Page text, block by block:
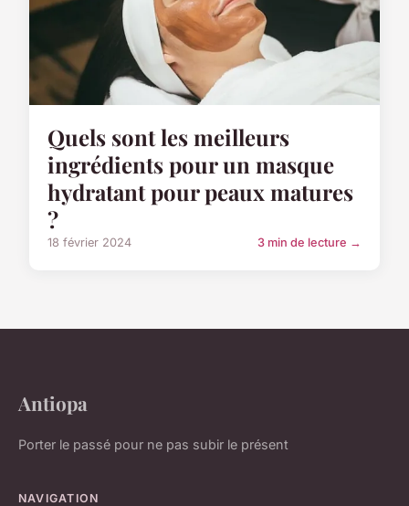
Quels sont les meilleurs
ingrédients pour un masque
hydratant pour peaux matures
?
18 février 2024 3 min de lecture →
Antiopa
Porter le passé pour ne pas subir le présent
NAVIGATION